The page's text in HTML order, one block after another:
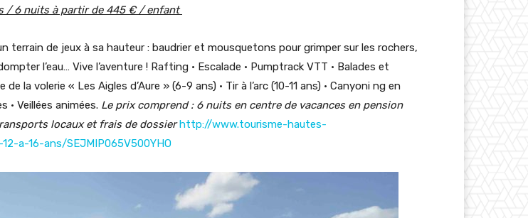
/ 6 nuits à partir de 445 € / enfant
de jeux à sa hauteur : baudrier et mousquetons pour grimper sur les rochers,
l’eau… Vive l’aventure ! Rafting • Escalade • Pumptrack VTT • Balades et
la volerie « Les Aigles d’Aure » (6-9 ans) • Tir à l’arc (10-11 ans) • Canyoni ng en
• Veillées animées. Le prix comprend : 6 nuits en centre de vacances en pension
locaux et frais de dossier http://www.tourisme-hautes-
a-16-ans/SEJMIP065V500YHO